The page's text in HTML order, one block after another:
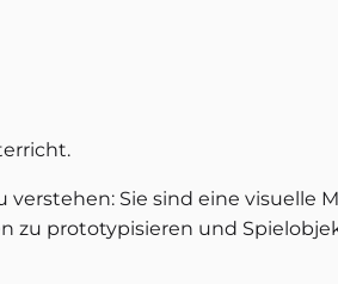
verstehen: Sie sind eine visuelle
zu prototypisieren und